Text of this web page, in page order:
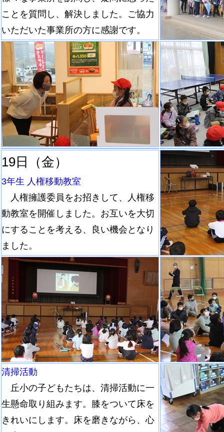
ことを質問し、解決しました。ご協力
いただいた事業所の方に感謝です。
19日（金）
3年生 人権移動教室
人権擁護委員をお招きして、人権移
動教室を開催しました。お互いを大切
にすることを考える、良い機会となり
ました。
清掃活動
丘小の子どもたちは、清掃活動に一
生懸命取り組みます。膝をついて床を
きれいにします。床を磨きながら、心